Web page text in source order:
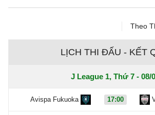
Theo
LỊCH THI ĐẤU - KẾT
J League 1, Thứ 7 - 08/
Avispa Fukuoka 17:00